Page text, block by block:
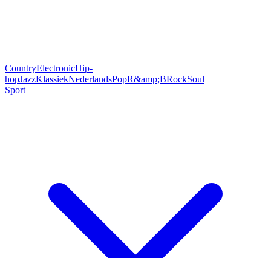
CountryElectronicHip-
hopJazzKlassiekNederlandsPopR&amp;BRockSoul
Sport